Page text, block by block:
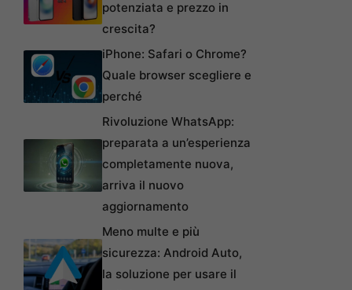
potenziata e prezzo in
crescita?
iPhone: Safari o Chrome?
Quale browser scegliere e
perché
Rivoluzione WhatsApp:
preparata a un’esperienza
completamente nuova,
arriva il nuovo
aggiornamento
Meno multe e più
sicurezza: Android Auto,
la soluzione per usare il